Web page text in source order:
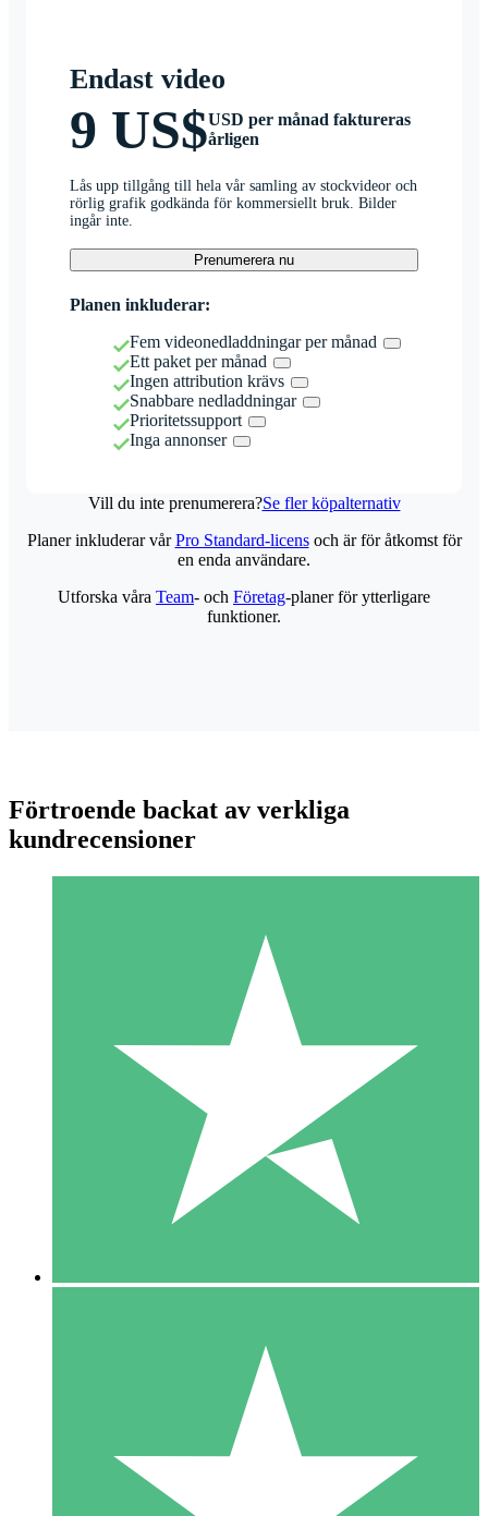
Endast video
9 US$USD per månad faktureras
årligen
Lås upp tillgång till hela vår samling av stockvideor och
rörlig grafik godkända för kommersiellt bruk. Bilder
ingår inte.
Prenumerera nu
Planen inkluderar:
Fem videonedladdningar per månad
Ett paket per månad
Ingen attribution krävs
Snabbare nedladdningar
Prioritetssupport
Inga annonser
Vill du inte prenumerera?Se fler köpalternativ
Individuella Kreditpaket
Betala per användning med nedladdningskrediter. Inget
1 Nedladdningar
10 00
10 Nedladdningar
20 00
Planer inkluderar vårPro Standard-licensoch är för åtkomst för
en enda användare.
Utforska våra Team- och Företag-planer för ytterligare
funktioner.
Förtroende backat av verkliga
kundrecensioner